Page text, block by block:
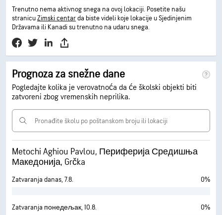
Trenutno nema aktivnog snega na ovoj lokaciji. Posetite našu
stranicuZimski centarda biste videli koje lokacije u Sjedinjenim
Državama ili Kanadi su trenutno na udaru snega.
Prognoza za snežne dane
Pogledajte kolika je verovatnoća da će školski objekti biti
zatvoreni zbog vremenskih neprilika.
Metochi Aghiou Pavlou, Периферија Средишња
Македонија, Grčka
Zatvaranja danas, 7.8. 0%
Zatvaranja понедељак, 10.8. 0%